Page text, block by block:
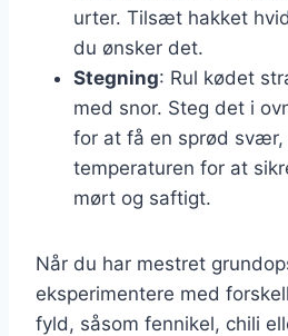
urter. Tilsæt hakket
du ønsker det.
Stegning: Rul kødet
med snor. Steg det i
for at få en sprød
temperaturen for at
mørt og saftigt.
Når du har mestret
eksperimentere med
fyld, såsom fennikel, chili